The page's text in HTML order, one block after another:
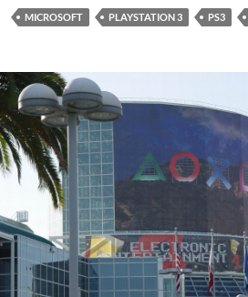
MICROSOFT PLAYSTATION 3 PS3